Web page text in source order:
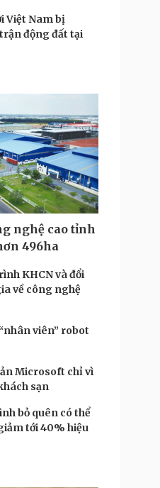
Việt Nam bị
động đất tại
nghệ cao tỉnh
496ha
KHCN và đổi
về công nghệ
viên” robot
Microsoft chỉ vì
sạn
bỏ quên có thể
tới 40% hiệu